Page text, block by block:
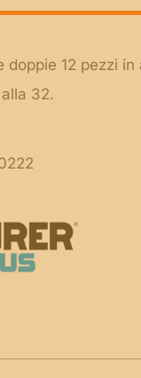
doppie 12 pezzi in
32.